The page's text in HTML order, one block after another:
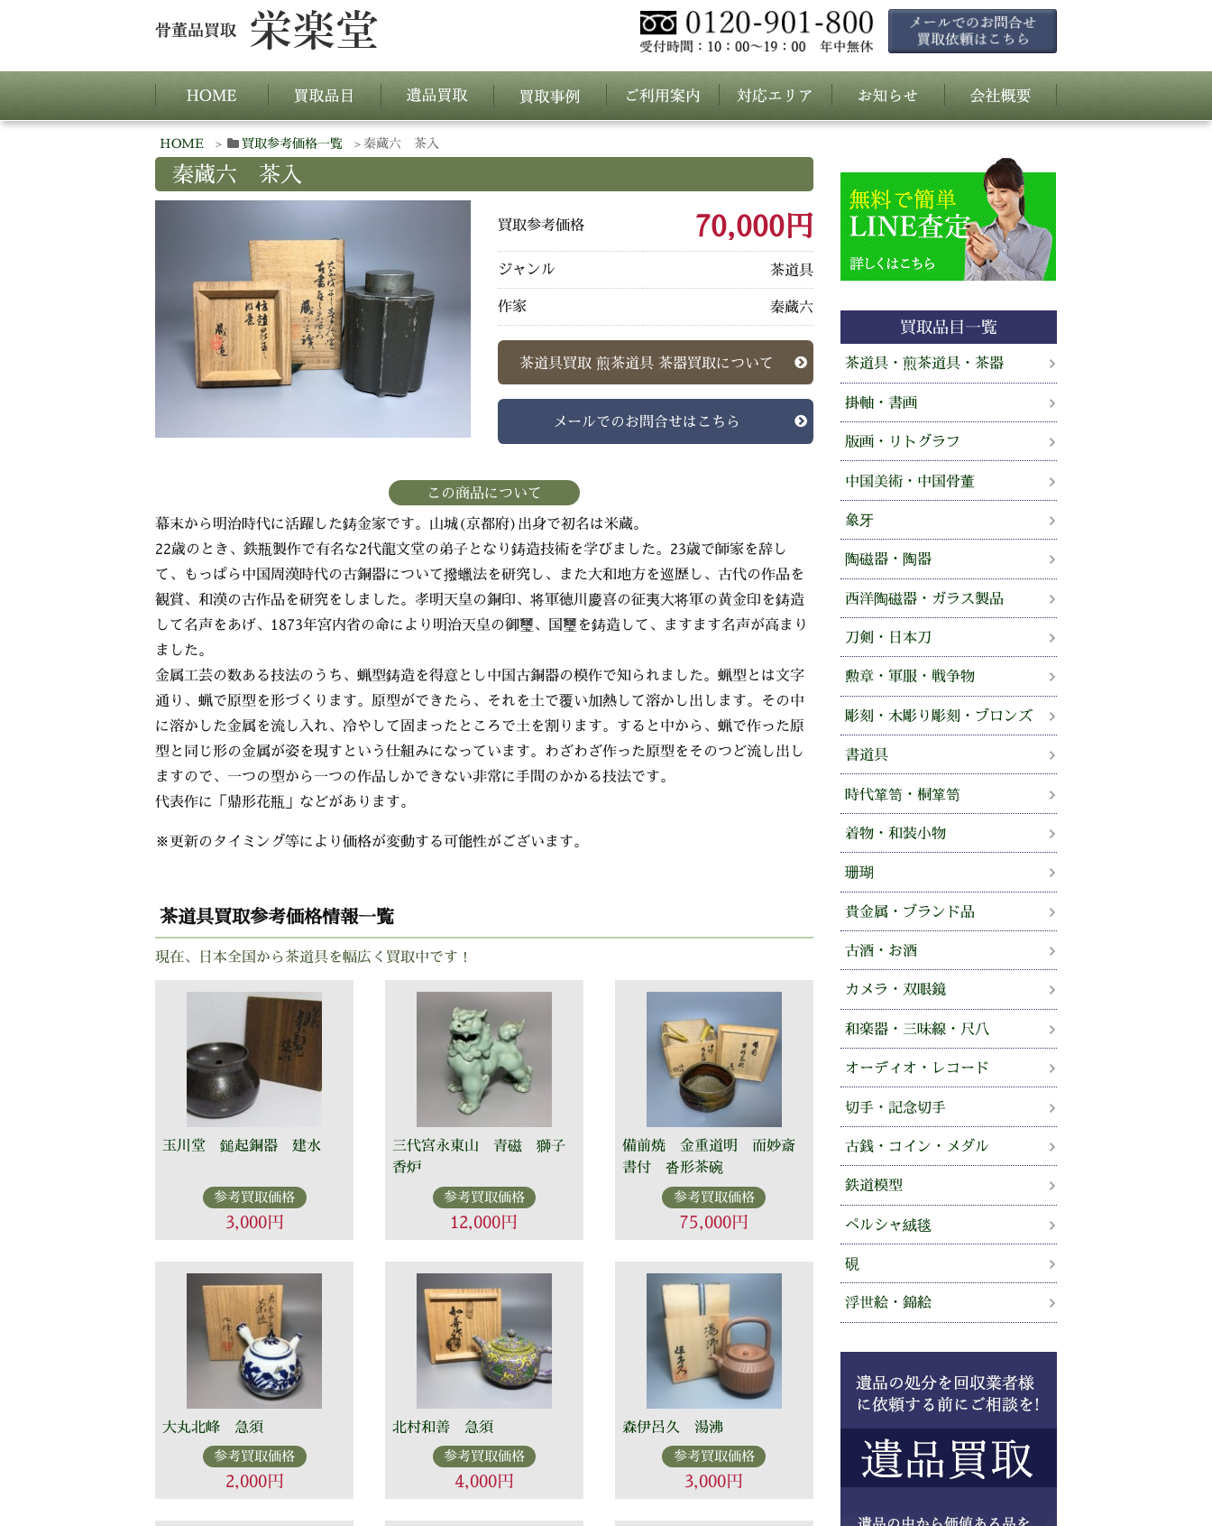
HOME 買取参考価格一覧 秦蔵六 茶入
秦蔵六 茶入
買取参考価格 70,000円
ジャンル
茶道具
作家
秦蔵六
茶道具買取 煎茶道具 茶器買取について
メールでのお問合せはこちら
この商品について
幕末から明治時代に活躍した鋳金家です。山城(京都府)出身で初名は米蔵。
22歳のとき、鉄瓶製作で有名な2代龍文堂の弟子となり鋳造技術を学びました。23歳で師家を辞し
て、もっぱら中国周漢時代の古銅器について撥蠟法を研究し、また大和地方を巡歴し、古代の作品を
観賞、和漢の古作品を研究をしました。孝明天皇の銅印、将軍徳川慶喜の征夷大将軍の黄金印を鋳造
して名声をあげ、1873年宮内省の命により明治天皇の御璽、国璽を鋳造して、ますます名声が高まり
ました。
金属工芸の数ある技法のうち、蝋型鋳造を得意とし中国古銅器の模作で知られました。蝋型とは文字
通り、蝋で原型を形づくります。原型ができたら、それを土で覆い加熱して溶かし出します。その中
に溶かした金属を流し入れ、冷やして固まったところで土を割ります。すると中から、蝋で作った原
型と同じ形の金属が姿を現すという仕組みになっています。わざわざ作った原型をそのつど流し出し
ますので、一つの型から一つの作品しかできない非常に手間のかかる技法です。
代表作に「鼎形花瓶」などがあります。
※更新のタイミング等により価格が変動する可能性がございます。
茶道具買取参考価格情報一覧
現在、日本全国から茶道具を幅広く買取中です！
玉川堂 鎚起銅器 建水
参考買取価格
3,000円
三代宮永東山 青磁 獅子
香炉
参考買取価格
12,000円
備前焼 金重道明 而妙斎
書付 沓形茶碗
参考買取価格
75,000円
大丸北峰 急須
参考買取価格
2,000円
北村和善 急須
参考買取価格
4,000円
森伊呂久 湯沸
参考買取価格
3,000円
買取品目一覧
茶道具・煎茶道具・茶器
掛軸・書画
版画・リトグラフ
中国美術・中国骨董
象牙
陶磁器・陶器
西洋陶磁器・ガラス製品
刀剣・日本刀
勲章・軍服・戦争物
彫刻・木彫り彫刻・ブロンズ
書道具
時代箪笥・桐箪笥
着物・和装小物
珊瑚
貴金属・ブランド品
古酒・お酒
カメラ・双眼鏡
和楽器・三味線・尺八
オーディオ・レコード
切手・記念切手
古銭・コイン・メダル
鉄道模型
ペルシャ絨毯
硯
浮世絵・錦絵